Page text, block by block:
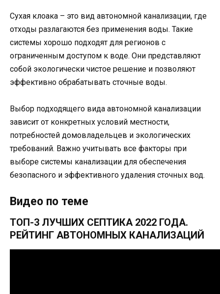
Сухая клоака – это вид автономной канализации, где
отходы разлагаются без применения воды. Такие
системы хорошо подходят для регионов с
ограниченным доступом к воде. Они представляют
собой экологически чистое решение и позволяют
эффективно обрабатывать сточные воды.
Выбор подходящего вида автономной канализации
зависит от конкретных условий местности,
потребностей домовладельцев и экологических
требований. Важно учитывать все факторы при
выборе системы канализации для обеспечения
безопасного и эффективного удаления сточных вод.
Видео по теме
ТОП-3 ЛУЧШИХ СЕПТИКА 2022 ГОДА.
РЕЙТИНГ АВТОНОМНЫХ КАНАЛИЗАЦИЙ